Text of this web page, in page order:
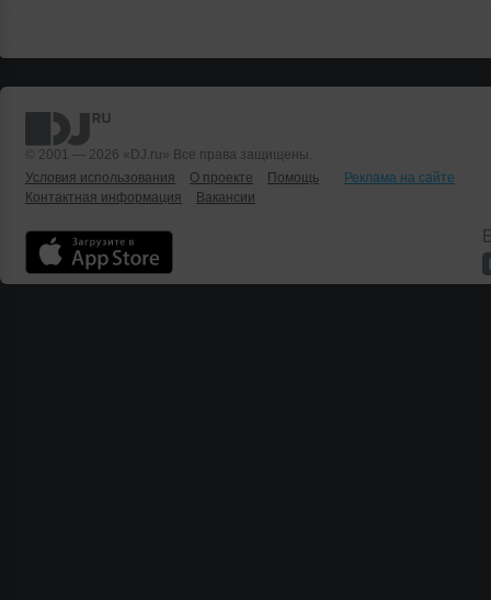
© 2001 — 2026 «DJ.ru» Все права защищены.
Условия использования
О проекте Помощь
Реклама на сайте
Контактная информация
Вакансии